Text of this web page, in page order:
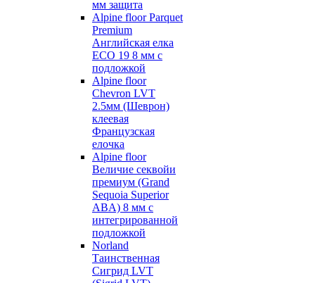
мм защита
Alpine floor Parquet
Premium
Английская елка
ECO 19 8 мм с
подложкой
Alpine floor
Chevron LVT
2.5мм (Шеврон)
клеевая
Французская
елочка
Alpine floor
Величие секвойи
премиум (Grand
Sequoia Superior
ABA) 8 мм с
интегрированной
подложкой
Norland
Таинственная
Сигрид LVT